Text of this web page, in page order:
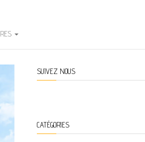
SUIVEZ NOUS
CATÉGORIES